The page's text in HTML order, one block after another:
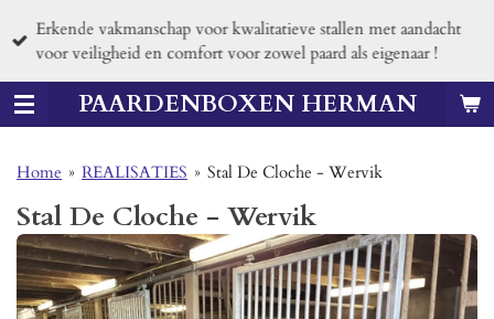
direct
de
hoofdinhoudPAARDENBOXEN HERMAN
Erkende vakmanschap voor kwalitatieve stallen met aandacht
voor veiligheid en comfort voor zowel paard als eigenaar !
Home » REALISATIES » Stal De Cloche - Wervik
Stal De Cloche - Wervik